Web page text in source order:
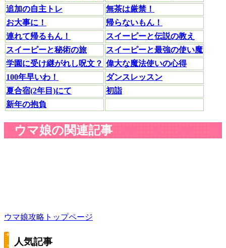
追加の自主トレ
無茶は厳禁！
お大事に！
帰らないもん！
連れて帰るもん！
スイーピーと伝説の教え
スイーピーと秘術の旅
スイーピーと最強の使い魔
学園に受け継がれし呪文？ 偉大な魔法使いの心得
100年早いわ！
ダンスレッスン
夏合宿(2年目)にて
初詣
新年の抱負
ウマ娘の関連記事
ウマ娘攻略トップページ
人気記事